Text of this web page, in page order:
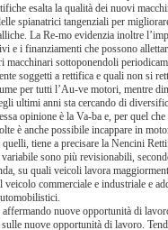
esalta la qualità dei nuovi
spianatrici tangenziali per
La Re-mo evidenzia inoltre
e i finanziamenti che possono
macchinari sottoponendoli
soggetti a rettifica e quali non si
per tutti l’Au-ve motori,
ultimi anni sta cercando di
opinione è la Va-ba e, per quel
è anche possibile incappare in
tiene a precisare la Nencini
sono più revisionabili,
su quali veicoli lavora
commerciale e industriale e
nuove opportunità di
nuove opportunità di lavoro.